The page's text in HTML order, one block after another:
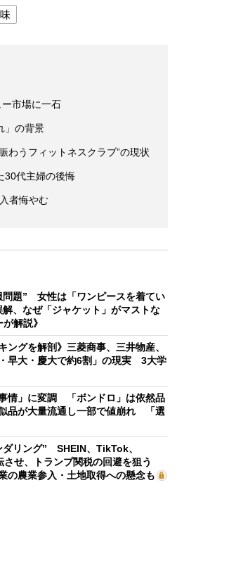
市場に一石
」の背景
わうフィットネスクラブ”の現状
30代主婦の後悔
者悔やむ
問題” 女性は「ワンピースを着てい
、なぜ「ジャケット」がマストな
解説》
ングを解剖》三菱商事、三井物産、
早大・慶大で約6割」の現実 3大学
情」に変調 「ボンドロ」は依然品
品が大量流通し一部で値崩れ 「選
リング” SHEIN、TikTok、
せ、トランプ関税の回避を狙う
の農業参入・土地取得への懸念も